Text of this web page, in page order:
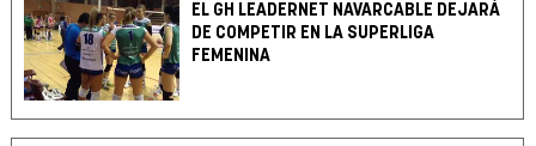
EL GH LEADERNET NAVARCABLE DEJARÁ
DE COMPETIR EN LA SUPERLIGA
FEMENINA